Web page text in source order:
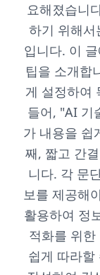
요해졌습니
하기 위해서
입니다. 이
팁을 소개합
게 설정하여
들어, "AI 기
가 내용을 쉽
째, 짧고 간
니다. 각 문
보를 제공해
활용하여 정
적화를 위
쉽게 따라할